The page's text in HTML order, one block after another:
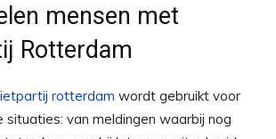
mensen met
Rotterdam
rotterdam wordt gebruikt voor
situaties: van meldingen waarbij nog